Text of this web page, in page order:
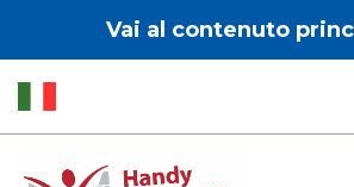
Vai al contenuto